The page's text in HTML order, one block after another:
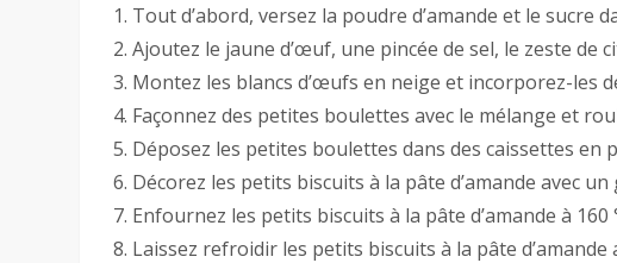
Tout d’abord, versez la poudre d’amande et le sucre
Ajoutez le jaune d’œuf, une pincée de sel, le zeste de
Montez les blancs d’œufs en neige et incorporez-les
Façonnez des petites boulettes avec le mélange et
Déposez les petites boulettes dans des caissettes en
Décorez les petits biscuits à la pâte d’amande avec un
Enfournez les petits biscuits à la pâte d’amande à 160
Laissez refroidir les petits biscuits à la pâte d’amande